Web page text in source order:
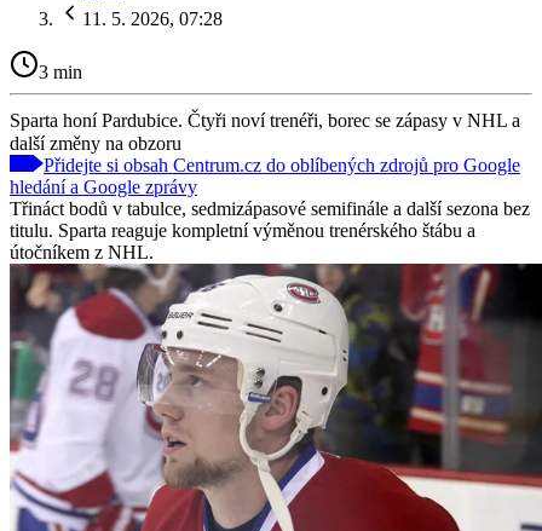
11. 5. 2026, 07:28
3 min
Sparta honí Pardubice. Čtyři noví trenéři, borec se zápasy v NHL a
další změny na obzoru
Přidejte si obsah Centrum.cz do oblíbených zdrojů pro Google
hledání a Google zprávy
Třináct bodů v tabulce, sedmizápasové semifinále a další sezona bez
titulu. Sparta reaguje kompletní výměnou trenérského štábu a
útočníkem z NHL.